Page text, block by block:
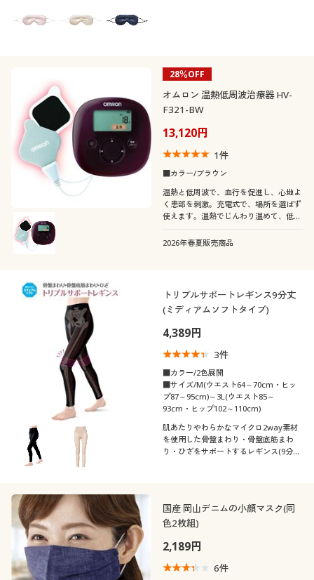
28％OFF
オムロン 温熱低周波治療器 HV-
F321-BW
13,120円
1件
■カラー/ブラウン
温熱と低周波で、血行を促進し、心地よ
く患部を刺激。充電式で、場所を選ばず
使えます。温熱でじんわり温めて、低周
「低周波」の2つの治療コース。治療箇
2026年春夏販売商品
トリプルサポートレギンス9分丈
(ミディアムソフトタイプ)
4,389円
3件
■カラー/2色展開
■サイズ/M(ウエスト64～70cm・ヒッ
プ87～95cm)～3L(ウエスト85～
93cm・ヒップ102～110cm)
肌あたりやわらかなマイクロ2way素材
を使用した骨盤まわり・骨盤底筋まわ
り・ひざをサポートするレギンス(9分
国産 岡山デニムの小顔マスク(同
色2枚組)
2,189円
6件